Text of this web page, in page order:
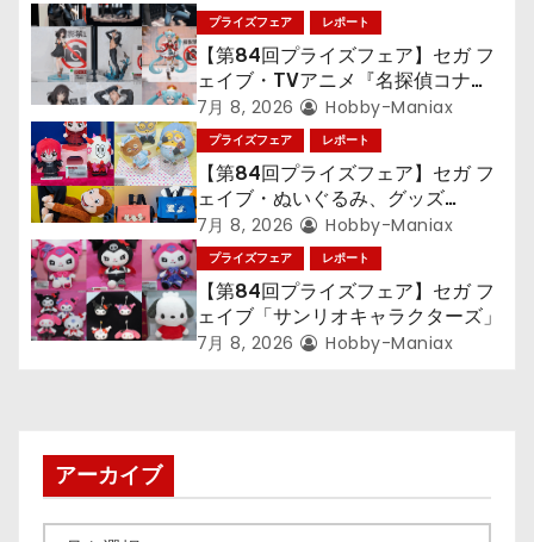
ン
プライズフェア レポート
【第84回プライズフェア】セガ フ
ェイブ・TVアニメ『名探偵コナ
ン』TVアニメ『呪術廻戦』『〈物
語〉シリーズ』「初音ミク」
7月 8, 2026 Hobby-Maniax
プライズフェア レポート
【第84回プライズフェア】セガ フ
ェイブ・ぬいぐるみ、グッズ
『LiSA』『ミニオン』『おさるの
ジョージ』『ポケットモンスター』
7月 8, 2026 Hobby-Maniax
プライズフェア レポート
【第84回プライズフェア】セガ フ
ェイブ「サンリオキャラクターズ」
7月 8, 2026 Hobby-Maniax
アーカイブ